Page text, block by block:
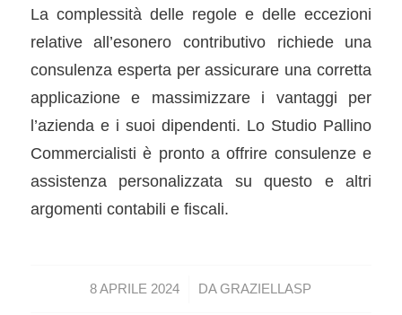
La complessità delle regole e delle eccezioni
relative all’esonero contributivo richiede una
consulenza esperta per assicurare una corretta
applicazione e massimizzare i vantaggi per
l’azienda e i suoi dipendenti. Lo Studio Pallino
Commercialisti è pronto a offrire consulenze e
assistenza personalizzata su questo e altri
argomenti contabili e fiscali.
8 APRILE 2024
/ DAGRAZIELLASP